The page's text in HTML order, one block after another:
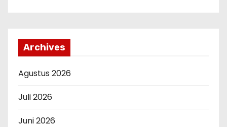
Archives
Agustus 2026
Juli 2026
Juni 2026